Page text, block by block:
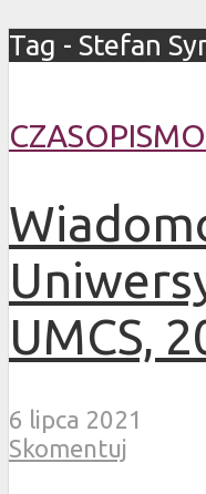
Tag - Stefan
CZASOPISMO
UMCS,
6 lipca 2021
Skomentuj